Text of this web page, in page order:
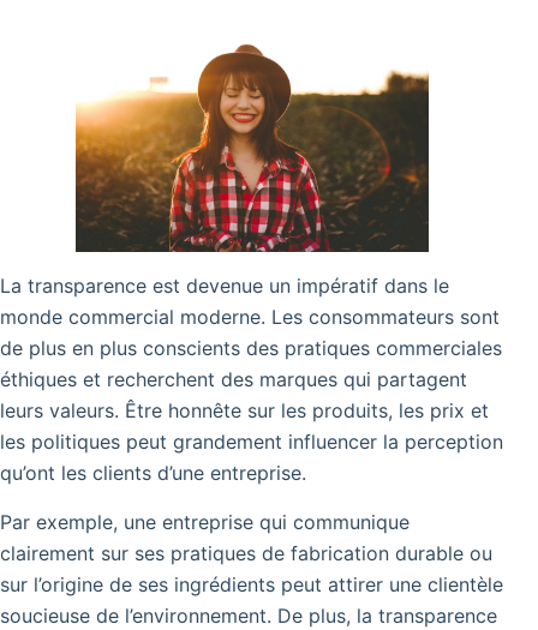
La transparence est devenue un impératif dans le
monde commercial moderne. Les consommateurs sont
de plus en plus conscients des pratiques commerciales
éthiques et recherchent des marques qui partagent
leurs valeurs. Être honnête sur les produits, les prix et
les politiques peut grandement influencer la perception
qu’ont les clients d’une entreprise.
Par exemple, une entreprise qui communique
clairement sur ses pratiques de fabrication durable ou
sur l’origine de ses ingrédients peut attirer une clientèle
soucieuse de l’environnement. De plus, la transparence